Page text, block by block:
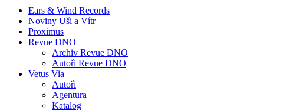
Ears & Wind Records
Noviny Uši a Vítr
Proximus
Revue DNO
Archiv Revue DNO
Autoři Revue DNO
Vetus Via
Autoři
Agentura
Katalog